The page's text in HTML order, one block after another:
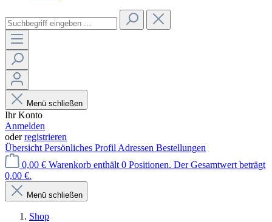
Menü schließen
Ihr Konto
Anmelden
oderregistrieren
Übersicht Persönliches Profil Adressen Bestellungen
0,00 € Warenkorb enthält 0 Positionen. Der Gesamtwert beträgt
0,00 €.
Menü schließen
Shop